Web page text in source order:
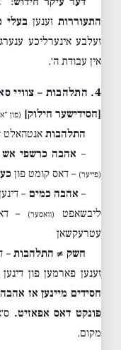
התעוררותזענען בעלי
זעלבע אינערליכע
אין עבודת ה׳.
4. התלהבות – צוויי סארטן
[חסידישער חילוק] (פון
התלהבות אנטהאלט
– אהבה כרשפי אש
(פייער) – דאס קומט פון
– אהבה כמים –
ליבשאפט
(וואסער) –
עטרעקשאן
חשק ≠ התלהבות–
זענען פארמען פון
חסידים מיינען אז
פונקט דאס אפאזיט.
מקום.